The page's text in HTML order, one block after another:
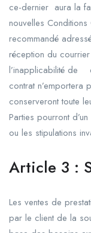
ce-dernier aura la
nouvelles
recommandé
réception du
l’inapplicabilité de
contrat n’emportera
conserveront toute
Parties pourront
ou les stipulations
Article 3 :
Les ventes de
par le client de la